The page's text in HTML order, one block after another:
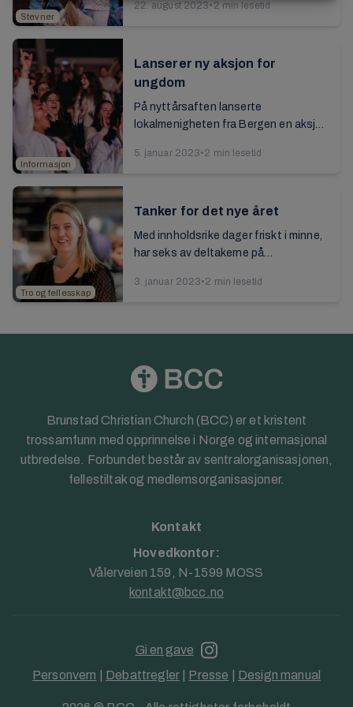
Stevner
hverdag, skole og jobb med fornyet
22. august 2023• 2 min lesetid
Informasjon
Lanserer ny aksjon for
ungdom
På nyttårsaften lanserte
lokalmenigheten fra Bergen en aksjon
det har vært i 2022, nemlig å motivere
5. januar 2023•2 min lesetid
Tro og fellesskap
Tanker for det nye året
Med innholdsrike dager friskt i minne,
har seks av deltakerne på
luftet sine tanker om det nye året vi
3. januar 2023•2 min lesetid
Brunstad Christian Church (BCC) er et kristent
trossamfunn med opprinnelse i Norge og internasjonal
utbredelse. Forbundet består av sentralorganisasjonen,
fellestiltak og medlemsorganisasjoner.
Kontakt
Hovedkontor:
Vålerveien 159, N-1599 MOSS
kontakt@bcc.no
Personvern Debattregler| Presse Design manual
Gi en gave